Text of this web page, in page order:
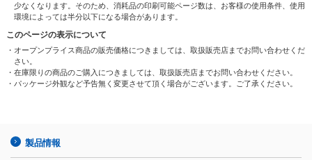
少なくなります。そのため、消耗品の印刷可能ページ数は、お客様の使用条件、使用
環境によっては半分以下になる場合があります。
このページの表示について
・オープンプライス商品の販売価格につきましては、取扱販売店までお問い合わせくだ
さい。
・在庫限りの商品のご購入につきましては、取扱販売店までお問い合わせください。
・パッケージ外観など予告無く変更させて頂く場合がございます。ご了承ください。
製品情報